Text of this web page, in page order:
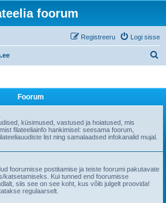
foorum
Logi sisse
Registreeru
Foorum
küsimused, vastused ja hoiatused, mis
filateeliainfo hankimisel: seesama foorum,
list ning samalaadsed infokanalid mujal.
foorumisse postitamise ja teiste foorumi pakutavate
katsetamiseks. Kui tunned end foorumisse
siis see on see koht, kus võib julgelt proovida!
regulaarselt.